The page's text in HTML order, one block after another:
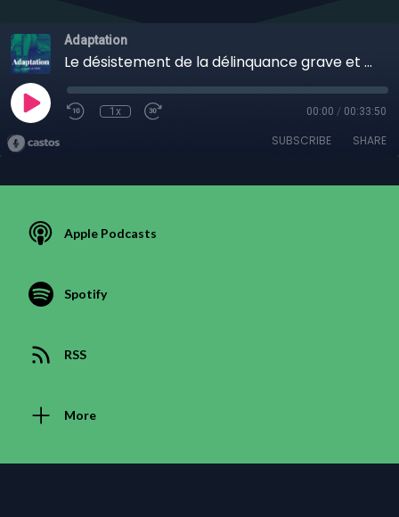
Adaptation
Le désistement de la délinquance grave et persistante chez les jeunes
1x 00:00 / 00:33:50
SUBSCRIBE SHARE
Apple Podcasts
Spotify
RSS
More